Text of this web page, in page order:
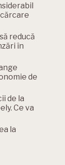
reducă
în
de
de la
Ce va
la